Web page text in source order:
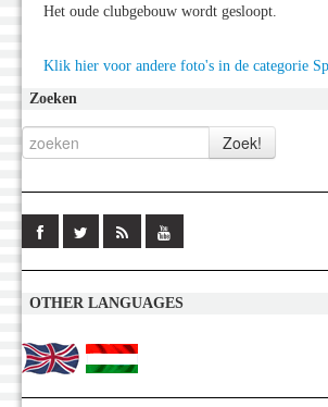
Het oude clubgebouw wordt gesloopt.
Klik hier voor andere foto's in de categorie
Zoeken
OTHER LANGUAGES